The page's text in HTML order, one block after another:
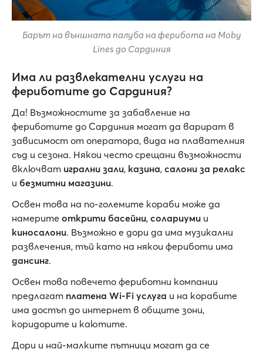
Барът на външната палуба на ферибота на Moby
Lines до Сардиния
Има ли развлекателни услуги на
фериботите до Сардиния?
Да! Възможностите за забавление на
фериботите до Сардиния могат да варират в
зависимост от оператора, вида на плавателния
съд и сезона. Някои често срещани възможности
включват игрални зали, казина, салони за релакс
и безмитни магазини.
Освен това на по-големите кораби може да
намерите открити басейни, солариуми и
киносалони. Възможно е дори да има музикални
развлечения, тъй като на някои фериботи има
дансинг.
Освен това повечето фериботни компании
предлагат платена Wi-Fi услуга и на корабите
има достъп до интернет в общите зони,
коридорите и каютите.
Дори и най-малките пътници могат да се